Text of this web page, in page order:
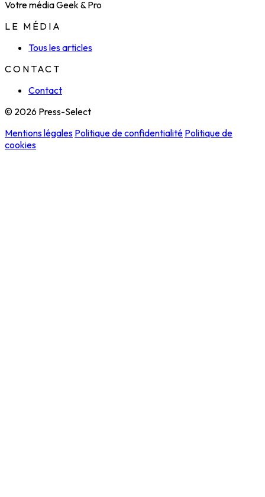
Votre média Geek & Pro
LE MÉDIA
Tous les articles
CONTACT
Contact
© 2026 Press-Select
Mentions légales Politique de confidentialité Politique de
cookies